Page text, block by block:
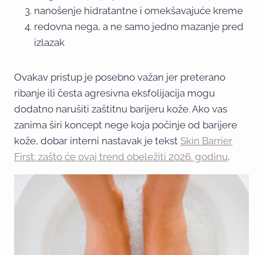
nanošenje hidratantne i omekšavajuće kreme
redovna nega, a ne samo jedno mazanje pred
izlazak
Ovakav pristup je posebno važan jer preterano
ribanje ili česta agresivna eksfolijacija mogu
dodatno narušiti zaštitnu barijeru kože. Ako vas
zanima širi koncept nege koja počinje od barijere
kože, dobar interni nastavak je tekst Skin Barrier
First: zašto će ovaj trend obeležiti 2026. godinu.